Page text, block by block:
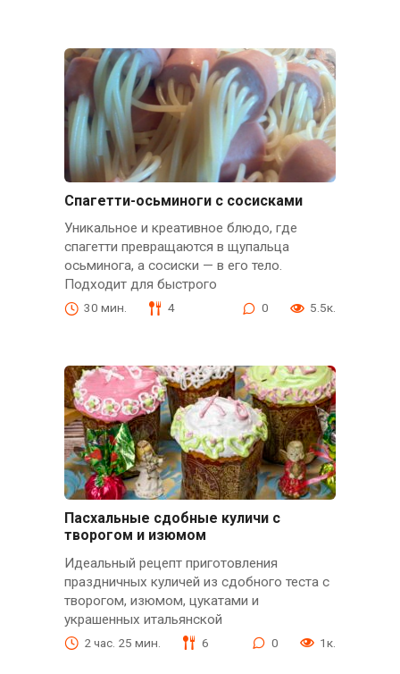
Спагетти-осьминоги с сосисками
Уникальное и креативное блюдо, где
спагетти превращаются в щупальца
осьминога, а сосиски — в его тело.
Подходит для быстрого
30 мин. 4 0 5.5к.
Пасхальные сдобные куличи с
творогом и изюмом
Идеальный рецепт приготовления
праздничных куличей из сдобного теста с
творогом, изюмом, цукатами и
украшенных итальянской
2 час. 25 мин. 6 0 1к.